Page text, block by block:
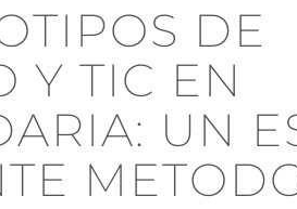
DE
Y TIC EN
UN